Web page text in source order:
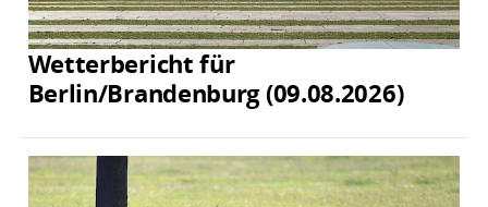
Wetterbericht für
Berlin/Brandenburg (09.08.2026)